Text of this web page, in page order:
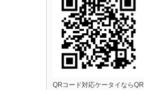
QRコード対応ケータイならQR